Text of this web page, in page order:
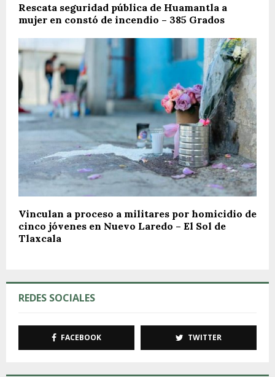
Rescata seguridad pública de Huamantla a
mujer en constó de incendio – 385 Grados
Vinculan a proceso a militares por homicidio de
cinco jóvenes en Nuevo Laredo – El Sol de
Tlaxcala
REDES SOCIALES
FACEBOOK TWITTER